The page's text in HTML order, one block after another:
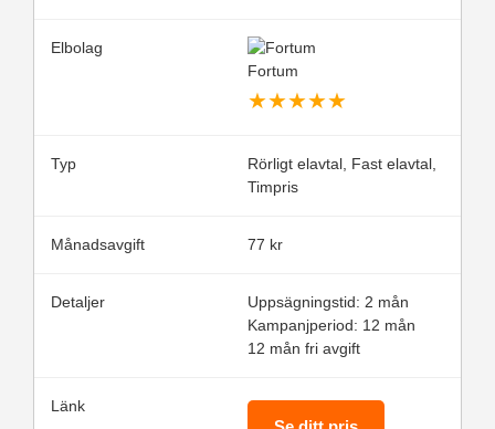
Fortum
★★★★★
Rörligt elavtal, Fast elavtal,
Timpris
77 kr
Uppsägningstid: 2 mån
Kampanjperiod: 12 mån
12 mån fri avgift